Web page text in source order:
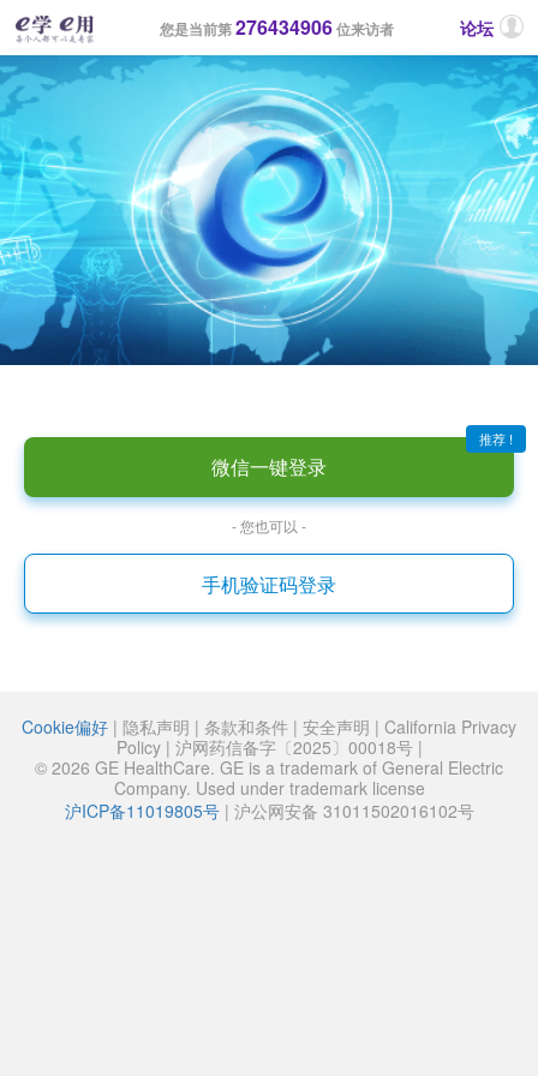
您是当前第276434906位来访者 论坛
推荐 !
微信一键登录
- 您也可以 -
手机验证码登录
Cookie偏好 | 隐私声明 | 条款和条件 | 安全声明 | California Privacy
Policy| 沪网药信备字〔2025〕00018号|
© 2026 GE HealthCare. GE is a trademark of General Electric
Company. Used under trademark license
沪ICP备11019805号| 沪公网安备 31011502016102号